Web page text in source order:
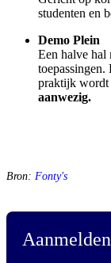
studenten en
Demo Plein
Een halve hal
praktijk wordt
aanwezig.
Bron: Fonty's
Aanmelden